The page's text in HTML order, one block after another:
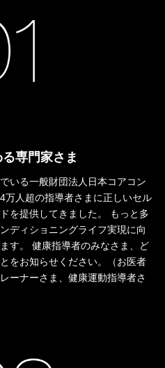
専門家さま
いる一般財団法人日本コアコン
万人超の指導者さまに正しいセル
を提供してきました。 もっと多
ディショニングライフ実現に向
す。 健康指導者のみなさま、ど
をお知らせください。（お医者
ーナーさま、健康運動指導者さ